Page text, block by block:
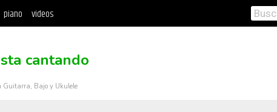
piano videos
cantando
Guitarra, Bajo y Ukulele